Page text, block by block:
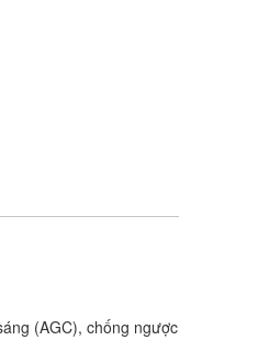
(AGC), chống ngược